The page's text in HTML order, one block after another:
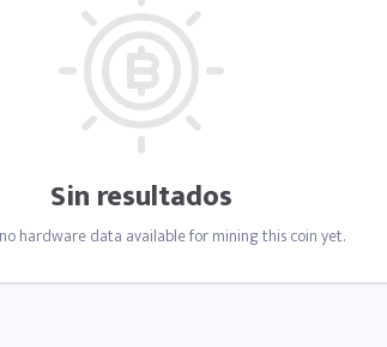
Sin resultados
hardware data available for mining this coin yet.